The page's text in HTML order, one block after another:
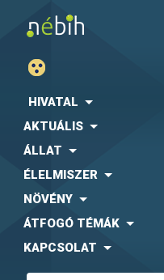
HIVATAL
AKTUÁLIS
ÁLLAT
ÉLELMISZER
NÖVÉNY
ÁTFOGÓ TÉMÁK
KAPCSOLAT